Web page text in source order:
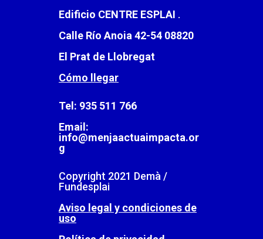
Edificio CENTRE ESPLAI .
Calle Río Anoia 42-54 08820
El Prat de Llobregat
Cómo llegar
Tel: 935 511 766
Email:
info@menjaactuaimpacta.or
g
Copyright 2021 Demà /
Fundesplai
Aviso legal y condiciones de
uso